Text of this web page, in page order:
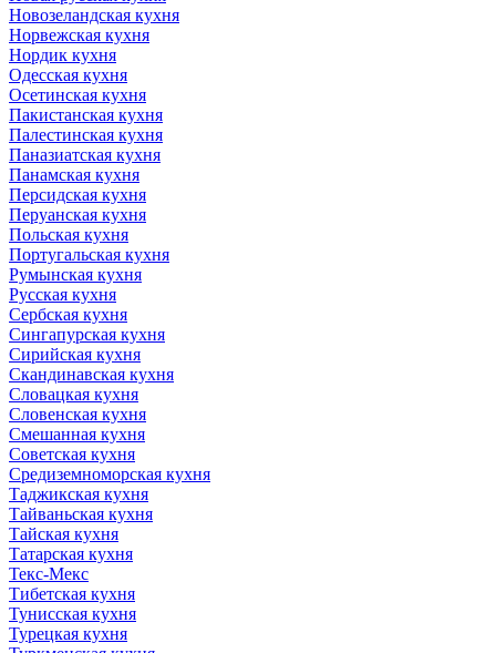
Новозеландская кухня
Норвежская кухня
Нордик кухня
Одесская кухня
Осетинская кухня
Пакистанская кухня
Палестинская кухня
Паназиатская кухня
Панамская кухня
Персидская кухня
Перуанская кухня
Польская кухня
Португальская кухня
Румынская кухня
Русская кухня
Сербская кухня
Сингапурская кухня
Сирийская кухня
Скандинавская кухня
Словацкая кухня
Словенская кухня
Смешанная кухня
Советская кухня
Средиземноморская кухня
Таджикская кухня
Тайваньская кухня
Тайская кухня
Татарская кухня
Текс-Мекс
Тибетская кухня
Тунисская кухня
Турецкая кухня